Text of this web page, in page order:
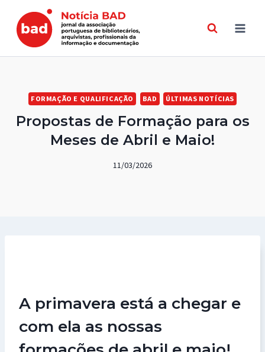
content
FORMAÇÃO E QUALIFICAÇÃO BAD ÚLTIMAS NOTÍCIAS
Propostas de Formação para os
Meses de Abril e Maio!
11/03/2026
A primavera está a chegar e
com ela as nossas